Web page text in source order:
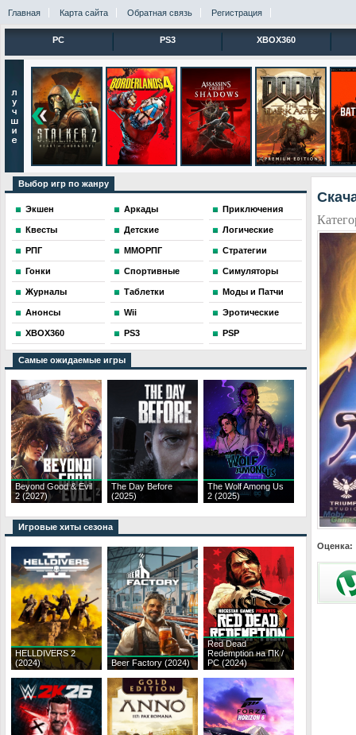
Главная Карта сайта Обратная связь Регистрация
PC PS3 XBOX360
Выбор игр по жанру
Экшен Аркады Приключения
Квесты Детские Логические
РПГ ММОРПГ Стратегии
Гонки Спортивные Симуляторы
Журналы Таблетки Моды и Патчи
Анонсы Wii Эротические
XBOX360 PS3 PSP
Самые ожидаемые игры
Beyond Good & Evil
2 (2027)
The Day Before
(2025)
The Wolf Among Us
2 (2025)
Игровые хиты сезона
HELLDIVERS 2
(2024)
Beer Factory (2024)
Red Dead
Redemption на ПК /
PC (2024)
Оценка: